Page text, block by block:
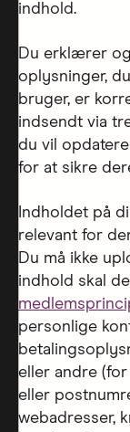
indhold.
Du erklærer
oplysninger,
bruger, er
indsendt via
du vil
for at sikre
Indholdet på
relevant for
Du må ikke
indhold skal
personlige
eller andre
eller
webadresser,